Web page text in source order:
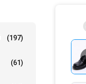
(197)
(61)